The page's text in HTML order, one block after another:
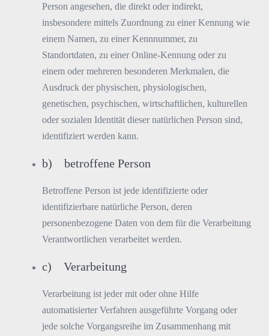
Person angesehen, die direkt oder indirekt,
insbesondere mittels Zuordnung zu einer Kennung wie
einem Namen, zu einer Kennnummer, zu
Standortdaten, zu einer Online-Kennung oder zu
einem oder mehreren besonderen Merkmalen, die
Ausdruck der physischen, physiologischen,
genetischen, psychischen, wirtschaftlichen, kulturellen
oder sozialen Identität dieser natürlichen Person sind,
identifiziert werden kann.
b) betroffene Person
Betroffene Person ist jede identifizierte oder
identifizierbare natürliche Person, deren
personenbezogene Daten von dem für die Verarbeitung
Verantwortlichen verarbeitet werden.
c) Verarbeitung
Verarbeitung ist jeder mit oder ohne Hilfe
automatisierter Verfahren ausgeführte Vorgang oder
jede solche Vorgangsreihe im Zusammenhang mit